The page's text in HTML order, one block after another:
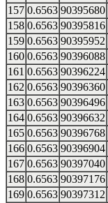
157 0.6563 90395680
158 0.6563 90395816
159 0.6563 90395952
160 0.6563 90396088
161 0.6563 90396224
162 0.6563 90396360
163 0.6563 90396496
164 0.6563 90396632
165 0.6563 90396768
166 0.6563 90396904
167 0.6563 90397040
168 0.6563 90397176
169 0.6563 90397312